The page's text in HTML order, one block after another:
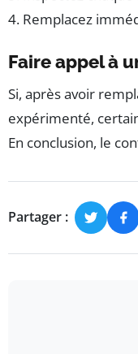
4. Remplacez
Faire appel à
Si, après avoir
expérimenté,
En conclusion, le
Partager :